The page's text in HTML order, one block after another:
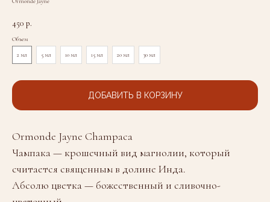
450 р.
Объем
2 мл 5 мл 10 мл 15 мл 20 мл 30 мл
ДОБАВИТЬ В КОРЗИНУ
Ormonde Jayne Champaca
Чампака — крошечный вид магнолии, который
считается священным в долине Инда.
Абсолю цветка — божественный и сливочно-